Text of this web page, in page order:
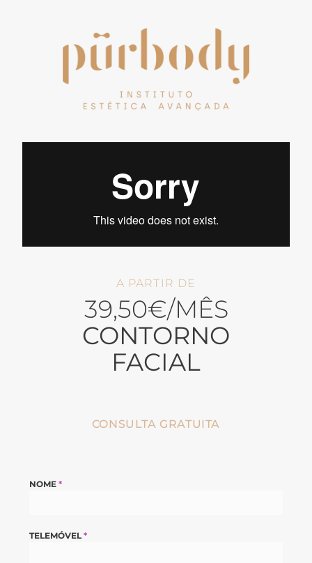
A PARTIR DE
39,50€/MÊS
CONTORNO
FACIAL
CONSULTA GRATUITA
NOME*
TELEMÓVEL*